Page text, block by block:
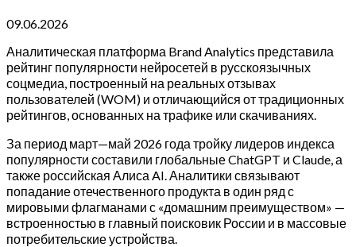
09.06.2026
Аналитическая платформа Brand Analytics представила
рейтинг популярности нейросетей в русскоязычных
соцмедиа, построенный на реальных отзывах
пользователей (WOM) и отличающийся от традиционных
рейтингов, основанных на трафике или скачиваниях.
За период март—май 2026 года тройку лидеров индекса
популярности составили глобальные ChatGPT и Claude, а
также российская Алиса AI. Аналитики связывают
попадание отечественного продукта в один ряд с
мировыми флагманами с «домашним преимуществом» —
встроенностью в главный поисковик России и в массовые
потребительские устройства.